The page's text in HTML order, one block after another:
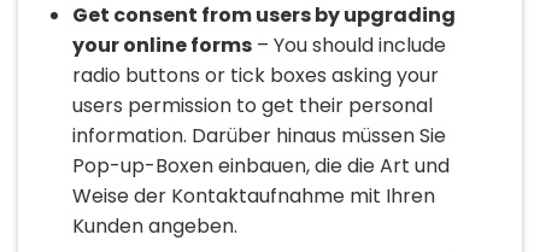
Get consent from users by upgrading
your online forms– You should include
radio buttons or tick boxes asking your
users permission to get their personal
information. Darüber hinaus müssen Sie
Pop-up-Boxen einbauen, die die Art und
Weise der Kontaktaufnahme mit Ihren
Kunden angeben.